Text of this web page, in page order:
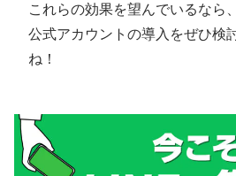
これらの効果を望んでいるなら
公式アカウントの導入をぜひ検
ね！